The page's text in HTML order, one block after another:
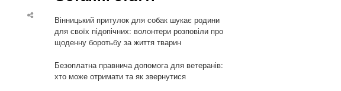
Share
Вінницький притулок для собак шукає родини
для своїх підопічних: волонтери розповіли про
щоденну боротьбу за життя тварин
Безоплатна правнича допомога для ветеранів:
хто може отримати та як звернутися